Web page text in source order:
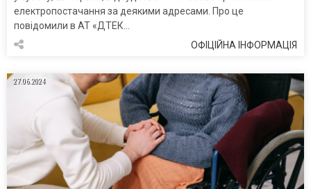
електропостачання за деякими адресами. Про це
повідомили в АТ «ДТЕК…
ОФІЦІЙНА ІНФОРМАЦІЯ
27.06.2024